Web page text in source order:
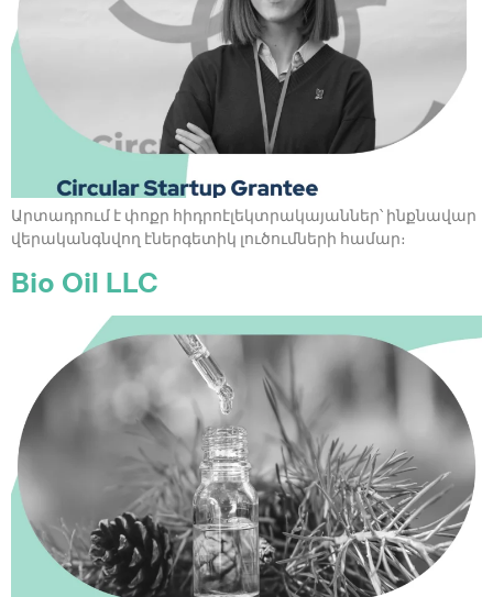
Արտադրում է փոքր հիդրոէլեկտրակայաններ՝ ինքնավար
վերականգնվող էներգետիկ լուծումների համար։
Bio Oil LLC